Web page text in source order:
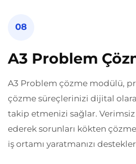
08
A3 Problem
A3 Problem çözme modülü,
çözme süreçlerinizi dijital
takip etmenizi sağlar. Verimsiz
ederek sorunları kökten
iş ortamı yaratmanızı